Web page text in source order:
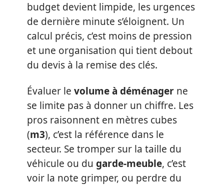
budget devient limpide, les urgences
de dernière minute s’éloignent. Un
calcul précis, c’est moins de pression
et une organisation qui tient debout
du devis à la remise des clés.
Évaluer le volume à déménager ne
se limite pas à donner un chiffre. Les
pros raisonnent en mètres cubes
(m3), c’est la référence dans le
secteur. Se tromper sur la taille du
véhicule ou du garde-meuble, c’est
voir la note grimper, ou perdre du